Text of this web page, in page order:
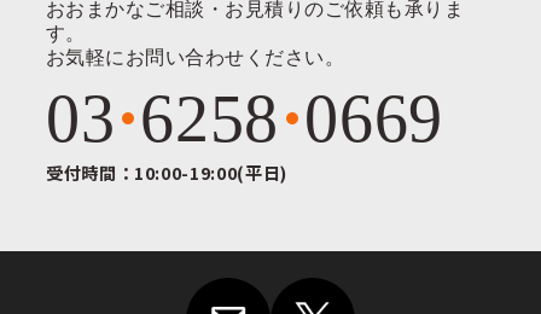
おおまかなご相談・お見積りのご依頼も承りま
す。
お気軽にお問い合わせください。
03 6258 0669
受付時間：10:00-19:00(平日)